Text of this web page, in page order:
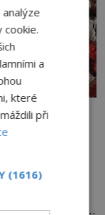
i v
železné.
k nalezení
cookie.
a
které
při
(1616)